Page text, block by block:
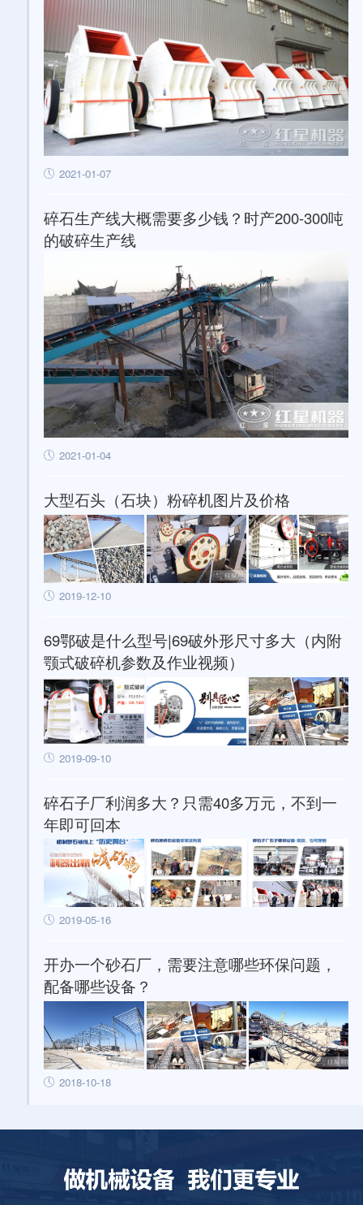
2021-01-07
碎石生产线大概需要多少钱？时产200-300吨
的破碎生产线
2021-01-04
大型石头（石块）粉碎机图片及价格
2019-12-10
69鄂破是什么型号|69破外形尺寸多大（内附
颚式破碎机参数及作业视频）
2019-09-10
碎石子厂利润多大？只需40多万元，不到一
年即可回本
2019-05-16
开办一个砂石厂，需要注意哪些环保问题，
配备哪些设备？
2018-10-18